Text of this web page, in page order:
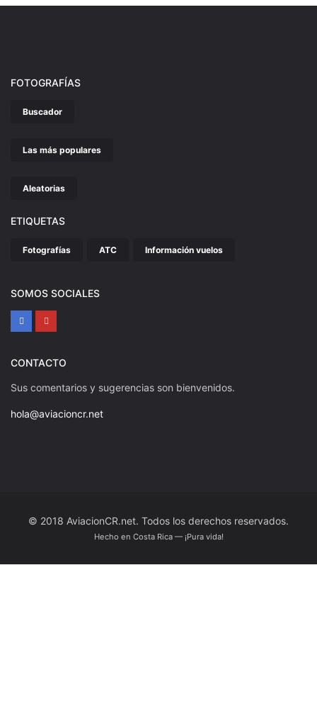
FOTOGRAFÍAS
Buscador
Las más populares
Aleatorias
ETIQUETAS
Fotografías ATC Información vuelos
SOMOS SOCIALES
CONTACTO
Sus comentarios y sugerencias son bienvenidos.
hola@aviacioncr.net
© 2018 AviacionCR.net. Todos los derechos reservados.
Hecho en Costa Rica — ¡Pura vida!